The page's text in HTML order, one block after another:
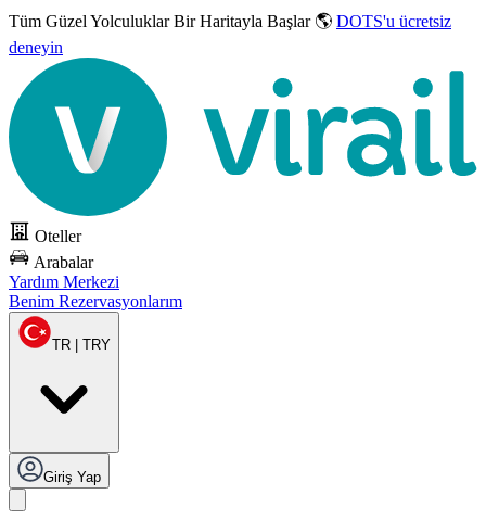
Tüm Güzel YolculuklarBir Haritayla Başlar 🌎 DOTS'u ücretsiz
deneyin
Oteller
Arabalar
Yardım Merkezi
Benim Rezervasyonlarım
TR | TRY
Giriş Yap